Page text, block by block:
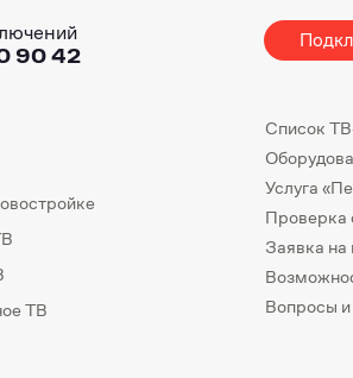
90 42
ТВ
Список
Услуга
Проверка
Заявка на
Вопросы и